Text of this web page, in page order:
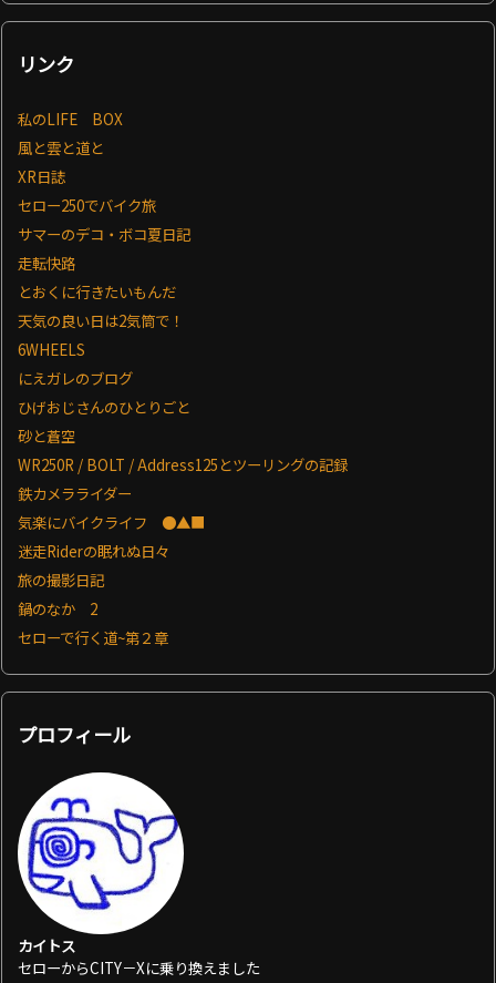
リンク
私のLIFE BOX
風と雲と道と
XR日誌
セロー250でバイク旅
サマーのデコ・ボコ夏日記
走転快路
とおくに行きたいもんだ
天気の良い日は2気筒で！
6WHEELS
にえガレのブログ
ひげおじさんのひとりごと
砂と蒼空
WR250R / BOLT / Address125とツーリングの記録
鉄カメラライダー
気楽にバイクライフ ●▲■
迷走Riderの眠れぬ日々
旅の撮影日記
鍋のなか 2
セローで行く道~第２章
プロフィール
カイトス
セローからCITY－Xに乗り換えました